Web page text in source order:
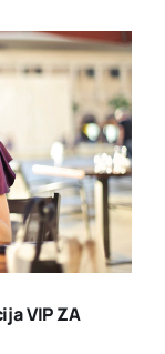
VIP ZA